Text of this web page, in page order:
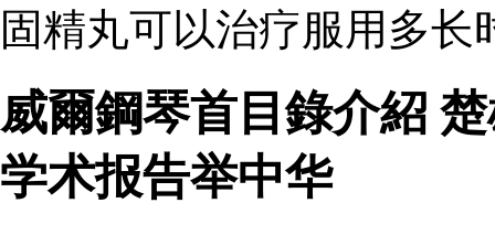
固精丸可以治疗服用多
威爾鋼琴首目錄介紹
学术报告举中华